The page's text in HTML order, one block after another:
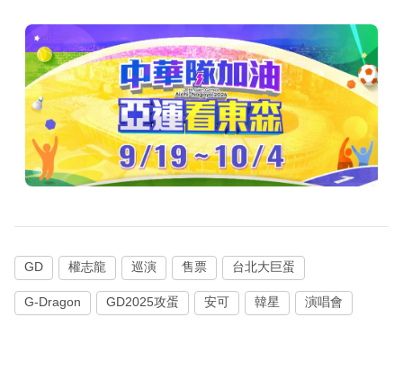
GD 權志龍 巡演 售票 台北大巨蛋
G-Dragon GD2025攻蛋 安可 韓星 演唱會